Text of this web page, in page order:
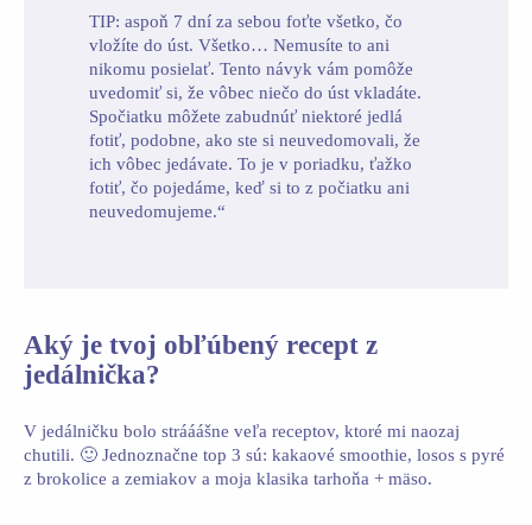
TIP: aspoň 7 dní za sebou foťte všetko, čo
vložíte do úst. Všetko… Nemusíte to ani
nikomu posielať. Tento návyk vám pomôže
uvedomiť si, že vôbec niečo do úst vkladáte.
Spočiatku môžete zabudnúť niektoré jedlá
fotiť, podobne, ako ste si neuvedomovali, že
ich vôbec jedávate. To je v poriadku, ťažko
fotiť, čo pojedáme, keď si to z počiatku ani
neuvedomujeme.“
Aký je tvoj obľúbený recept z
jedálnička?
V jedálničku bolo strááášne veľa receptov, ktoré mi naozaj
chutili. 🙂 Jednoznačne top 3 sú: kakaové smoothie, losos s pyré
z brokolice a zemiakov a moja klasika tarhoňa + mäso.